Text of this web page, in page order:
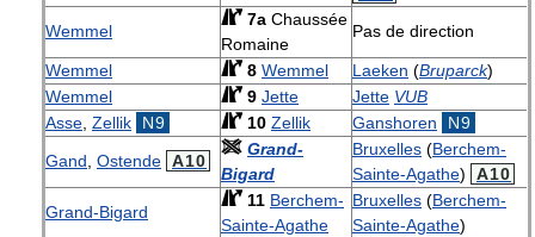
Wemmel
7a Chaussée
Romaine
Pas de direction
Wemmel 8 Wemmel Laeken (Bruparck)
Wemmel
9 Jette Jette VUB
Asse, Zellik N9 10 Zellik Ganshoren
N9
Gand, Ostende A10
Grand-
Bigard
Bruxelles (Berchem-
Sainte-Agathe)
A10
Grand-Bigard
11 Berchem-
Sainte-Agathe
Bruxelles (Berchem-
Sainte-Agathe)